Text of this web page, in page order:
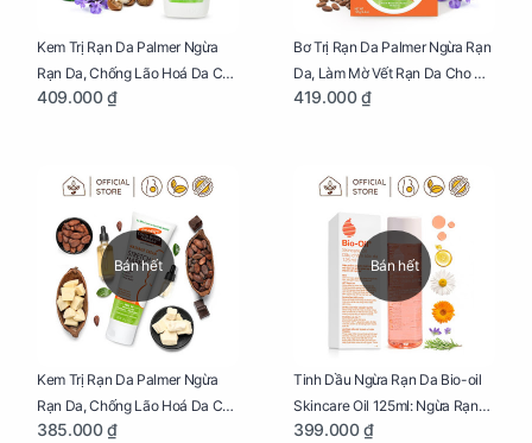
Kem Trị Rạn Da Palmer Ngừa
Rạn Da, Chống Lão Hoá Da Cho
Mẹ Bầu Chai 250ml
409.000 ₫
Bơ Trị Rạn Da Palmer Ngừa Rạn
Da, Làm Mờ Vết Rạn Da Cho Mẹ
Bầu Hũ 125g
419.000 ₫
Bán hết
Kem Trị Rạn Da Palmer Ngừa
Rạn Da, Chống Lão Hoá Da Cho
Mẹ Bầu Tuýp 125g
385.000 ₫
Bán hết
Tinh Dầu Ngừa Rạn Da Bio-oil
Skincare Oil 125ml: Ngừa Rạn
Da, Chăm Sóc Da Toàn Diện
399.000 ₫